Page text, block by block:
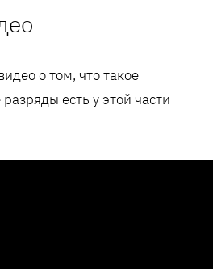
о том, что такое
есть у этой части